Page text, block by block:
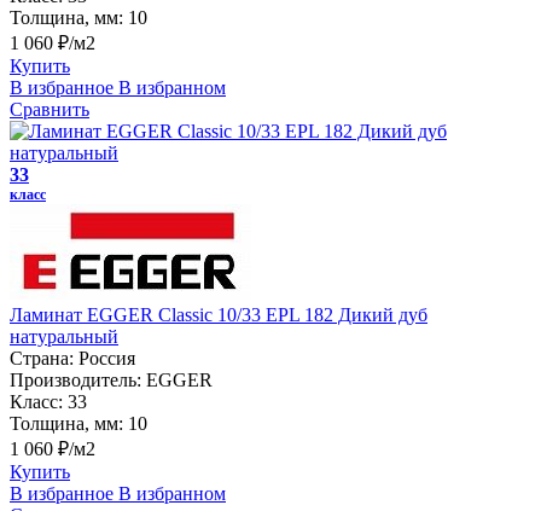
Толщина, мм: 10
1 060 ₽/м2
Купить
В избранное В избранном
Сравнить
33
класс
Ламинат EGGER Classic 10/33 EPL 182 Дикий дуб
натуральный
Страна: Россия
Производитель: EGGER
Класс: 33
Толщина, мм: 10
1 060 ₽/м2
Купить
В избранное В избранном